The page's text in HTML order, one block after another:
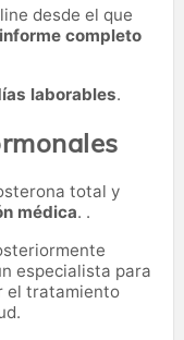
desde el que
informe completo
laborables.
total y
médica. .
especialista para
el tratamiento